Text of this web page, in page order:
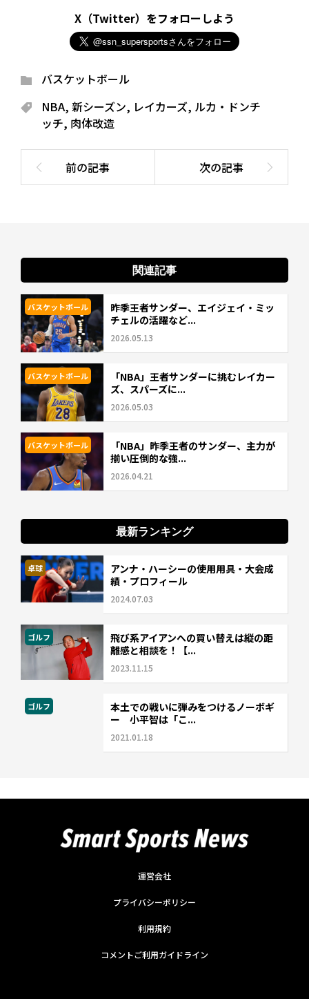
X（Twitter）をフォローしよう
バスケットボール
NBA, 新シーズン, レイカーズ, ルカ・ドンチ
ッチ, 肉体改造
関連記事
バスケットボール
昨季王者サンダー、エイジェイ・ミッ
チェルの活躍など...
2026.05.13
バスケットボール
「NBA」王者サンダーに挑むレイカー
ズ、スパーズに...
2026.05.03
バスケットボール
「NBA」昨季王者のサンダー、主力が
揃い圧倒的な強...
2026.04.21
最新ランキング
卓球
アンナ・ハーシーの使用用具・大会成
績・プロフィール
2024.07.03
ゴルフ
飛び系アイアンへの買い替えは縦の距
離感と相談を！【...
2023.11.15
ゴルフ
本土での戦いに弾みをつけるノーボギ
ー 小平智は「こ...
2021.01.18
運営会社
プライバシーポリシー
利用規約
コメントご利用ガイドライン